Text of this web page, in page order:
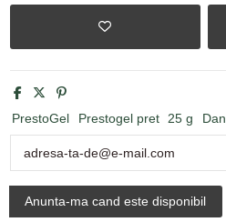
PrestoGel Prestogel pret 25 g